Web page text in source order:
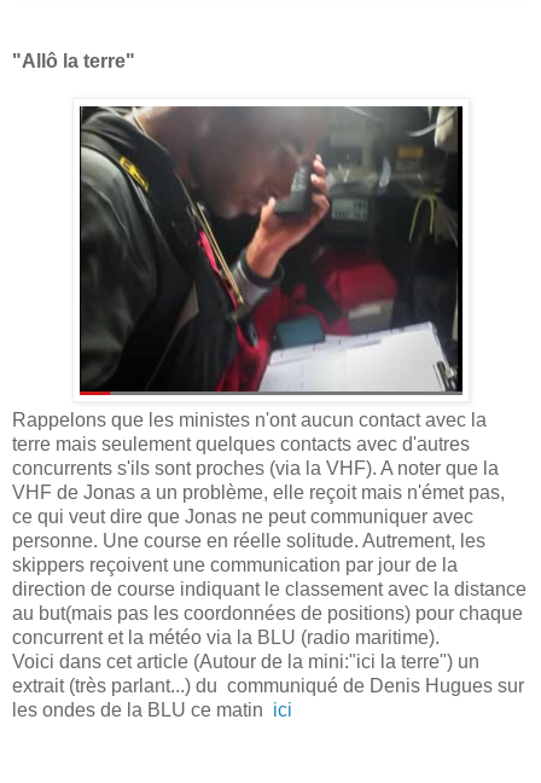
"Allô la terre"
Rappelons que les ministes n'ont aucun contact avec la
terre mais seulement quelques contacts avec d'autres
concurrents s'ils sont proches (via la VHF). A noter que la
VHF de Jonas a un problème, elle reçoit mais n'émet pas,
ce qui veut dire que Jonas ne peut communiquer avec
personne. Une course en réelle solitude. Autrement, les
skippers reçoivent une communication par jour de la
direction de course indiquant le classement avec la distance
au but(mais pas les coordonnées de positions) pour chaque
concurrent et la météo via la BLU (radio maritime).
Voici dans cet article (Autour de la mini:"ici la terre") un
extrait (très parlant...) du communiqué de Denis Hugues sur
les ondes de la BLU ce matin ici